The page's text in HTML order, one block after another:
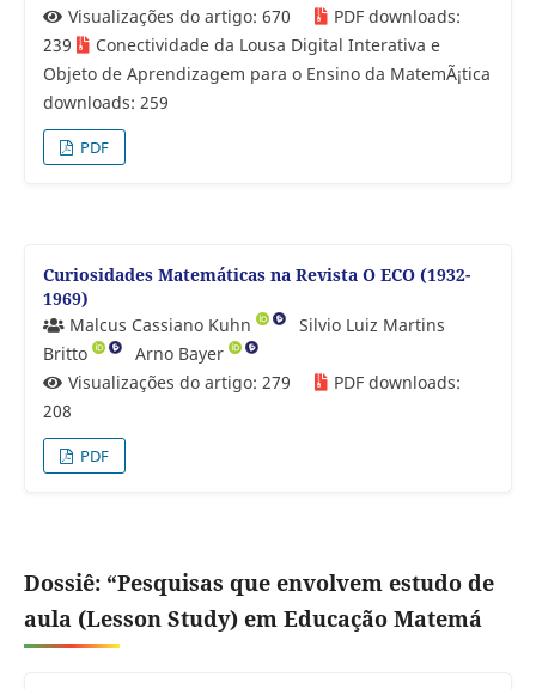
Visualizações do artigo: 670
PDF downloads:
239
Conectividade da Lousa Digital Interativa e
Objeto de Aprendizagem para o Ensino da MatemÃ¡tica
downloads: 259
PDF
Curiosidades Matemáticas na Revista O ECO (1932-
1969)
Malcus Cassiano Kuhn
Silvio Luiz Martins
Britto
Arno Bayer
Visualizações do artigo: 279
PDF downloads:
208
PDF
Dossiê: “Pesquisas que envolvem estudo de
aula (Lesson Study) em Educação Matemá